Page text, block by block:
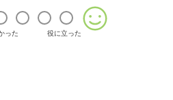
った 役に立った